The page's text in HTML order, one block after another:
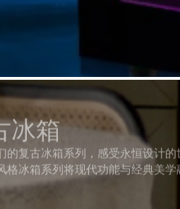
冰箱
的复古冰箱系列，感受永恒设计的
格冰箱系列将现代功能与经典美学